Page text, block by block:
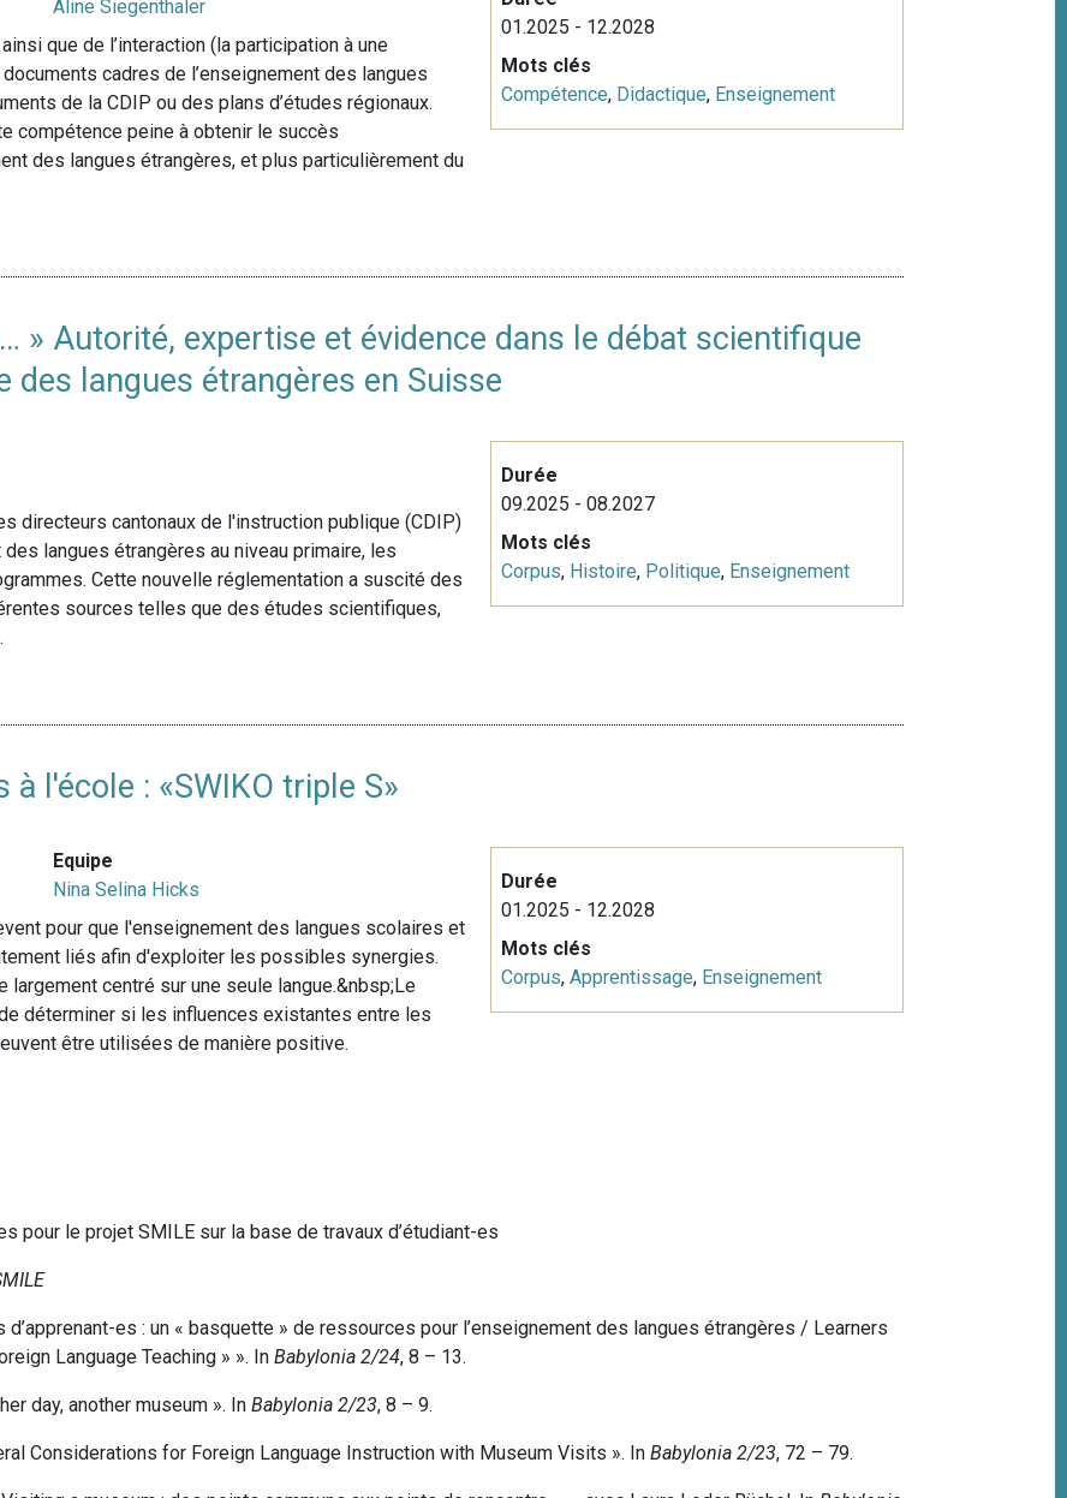
Aline Siegenthaler
que de l’interaction (la participation à une
cadres de l’enseignement des langues
de la CDIP ou des plans d’études régionaux.
compétence peine à obtenir le succès
des langues étrangères, et plus particulièrement du
01.2025 - 12.2028
Mots clés
Compétence, Didactique, Enseignement
» Autorité, expertise et évidence dans le débat scientifique
des langues étrangères en Suisse
directeurs cantonaux de l'instruction publique (CDIP)
langues étrangères au niveau primaire, les
Cette nouvelle réglementation a suscité des
sources telles que des études scientifiques,
Durée
09.2025 - 08.2027
Mots clés
Corpus, Histoire, Politique, Enseignement
l'école : «SWIKO triple S»
Equipe
Nina Selina Hicks
pour que l'enseignement des langues scolaires et
liés afin d'exploiter les possibles synergies.
centré sur une seule langue.&nbsp;Le
déterminer si les influences existantes entre les
être utilisées de manière positive.
Durée
01.2025 - 12.2028
Mots clés
Corpus, Apprentissage, Enseignement
pour le projet SMILE sur la base de travaux d’étudiant-es
d’apprenant-es : un « basquette » de ressources pour l’enseignement des langues étrangères / Learners
Language Teaching » ». InBabylonia 2/24, 8 – 13.
day, another museum ». InBabylonia 2/23, 8 – 9.
Considerations for Foreign Language Instruction with Museum Visits ». InBabylonia 2/23, 72 – 79.